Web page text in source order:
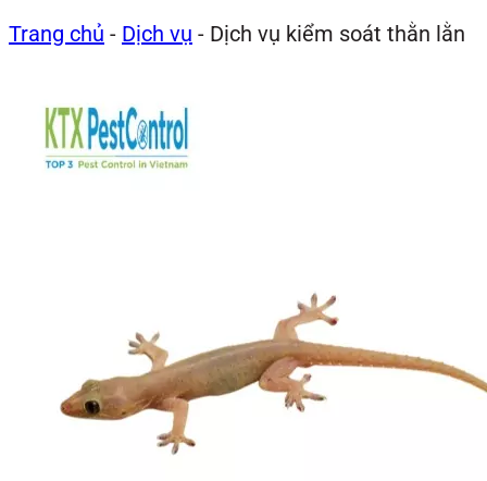
Trang chủ - Dịch vụ - Dịch vụ kiểm soát thằn lằn